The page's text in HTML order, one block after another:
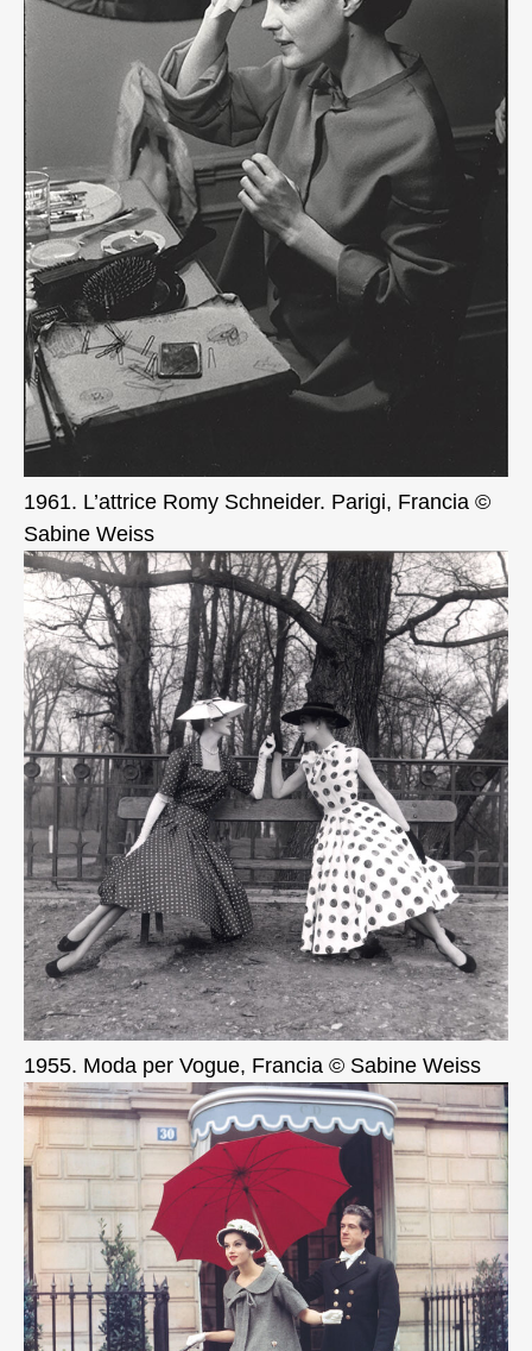
1961. L’attrice Romy Schneider. Parigi, Francia ©
Sabine Weiss
1955. Moda per Vogue, Francia © Sabine Weiss